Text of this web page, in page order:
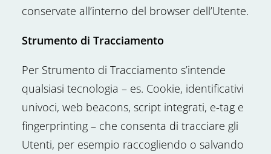
conservate all’interno del browser dell’Utente.
Strumento di Tracciamento
Per Strumento di Tracciamento s’intende
qualsiasi tecnologia – es. Cookie, identificativi
univoci, web beacons, script integrati, e-tag e
fingerprinting – che consenta di tracciare gli
Utenti, per esempio raccogliendo o salvando